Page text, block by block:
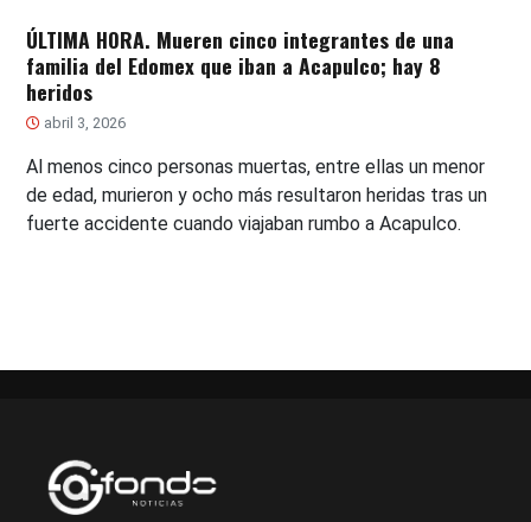
ÚLTIMA HORA. Mueren cinco integrantes de una
familia del Edomex que iban a Acapulco; hay 8
heridos
abril 3, 2026
Al menos cinco personas muertas, entre ellas un menor
de edad, murieron y ocho más resultaron heridas tras un
fuerte accidente cuando viajaban rumbo a Acapulco.